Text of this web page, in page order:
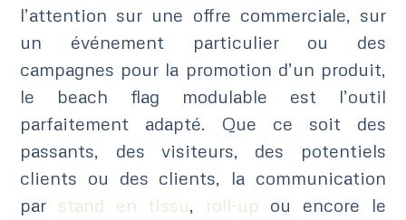
l’attention sur une offre commerciale, sur
un événement particulier ou des
campagnes pour la promotion d’un produit,
le beach flag modulable est l’outil
parfaitement adapté. Que ce soit des
passants, des visiteurs, des potentiels
clients ou des clients, la communication
par stand en tissu, roll-up ou encore le